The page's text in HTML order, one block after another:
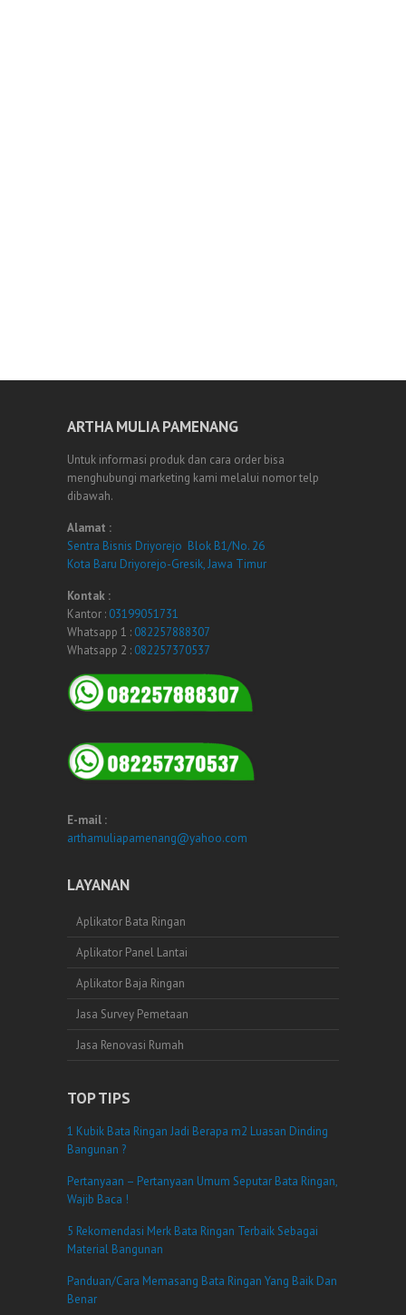
ARTHA MULIA PAMENANG
Untuk informasi produk dan cara order bisa
menghubungi marketing kami melalui nomor telp
dibawah.
Alamat :
Sentra Bisnis Driyorejo Blok B1/No. 26
Kota Baru Driyorejo-Gresik, Jawa Timur
Kontak :
Kantor : 03199051731
Whatsapp 1 : 082257888307
Whatsapp 2 : 082257370537
E-mail :
arthamuliapamenang@yahoo.com
LAYANAN
Aplikator Bata Ringan
Aplikator Panel Lantai
Aplikator Baja Ringan
Jasa Survey Pemetaan
Jasa Renovasi Rumah
TOP TIPS
1 Kubik Bata Ringan Jadi Berapa m2 Luasan Dinding
Bangunan ?
Pertanyaan – Pertanyaan Umum Seputar Bata Ringan,
Wajib Baca !
5 Rekomendasi Merk Bata Ringan Terbaik Sebagai
Material Bangunan
Panduan/Cara Memasang Bata Ringan Yang Baik Dan
Benar